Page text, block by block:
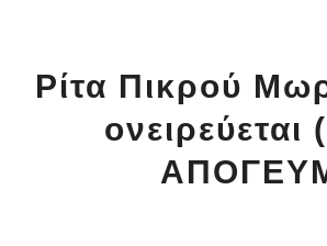
Ρίτα Πικρού